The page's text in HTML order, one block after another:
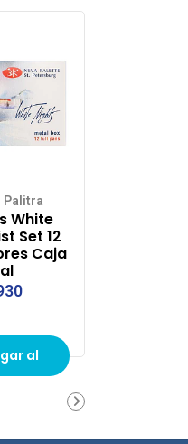
Palitra
White
Set 12
Caja
al